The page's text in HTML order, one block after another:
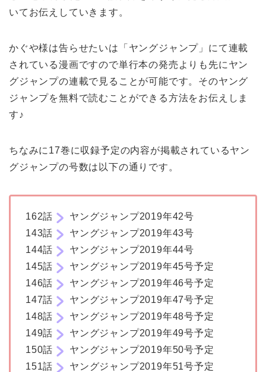
いてお伝えしていきます。
かぐや様は告らせたいは「ヤングジャンプ」にて連載
されている漫画ですので単行本の発売よりも先にヤン
グジャンプの連載で見ることが可能です。そのヤング
ジャンプを無料で読むことができる方法をお伝えしま
す♪
ちなみに17巻に収録予定の内容が掲載されているヤン
グジャンプの号数は以下の通りです。
162話
ヤングジャンプ2019年42号
143話
ヤングジャンプ2019年43号
144話
ヤングジャンプ2019年44号
145話
ヤングジャンプ2019年45号予定
146話
ヤングジャンプ2019年46号予定
147話
ヤングジャンプ2019年47号予定
148話
ヤングジャンプ2019年48号予定
149話
ヤングジャンプ2019年49号予定
150話
ヤングジャンプ2019年50号予定
151話
ヤングジャンプ2019年51号予定